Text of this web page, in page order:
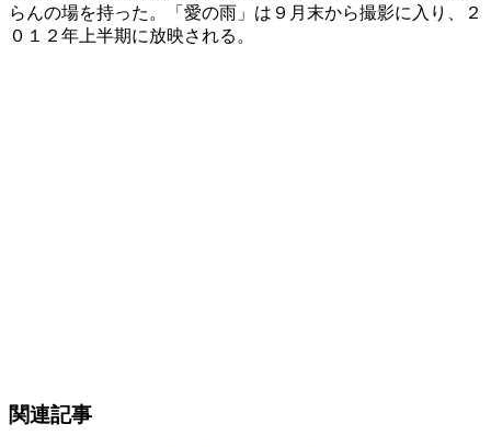
らんの場を持った。「愛の雨」は９月末から撮影に入り、２
０１２年上半期に放映される。
関連記事